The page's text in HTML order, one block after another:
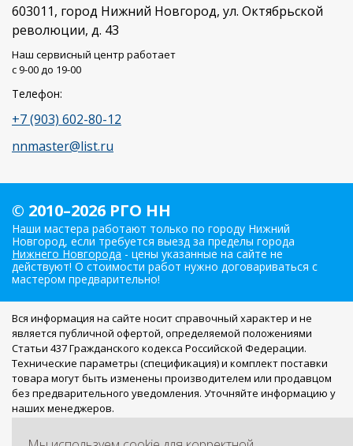
603011, город Нижний Новгород, ул. Октябрьской
революции, д. 43
Наш сервисный центр работает
c 9-00 до 19-00
Телефон:
+7 (903) 602-80-12
nnmaster@list.ru
© 2010–2026 РГО НН
Наши мастера работают только по городу Нижний
Новгород, если требуется выезд за пределы города
Нижнего Новгорода - цены указанные на сайте не
действуют! О стоимости работ нужно договариваться с
мастером предварительно!
Вся информация на сайте носит справочный характер и не
является публичной офертой, определяемой положениями
Статьи 437 Гражданского кодекса Российской Федерации.
Технические параметры (спецификация) и комплект поставки
товара могут быть изменены производителем или продавцом
без предварительного уведомления. Уточняйте информацию у
наших менеджеров.